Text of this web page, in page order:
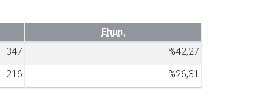
Ehun.
347
%42,27
216
%26,31